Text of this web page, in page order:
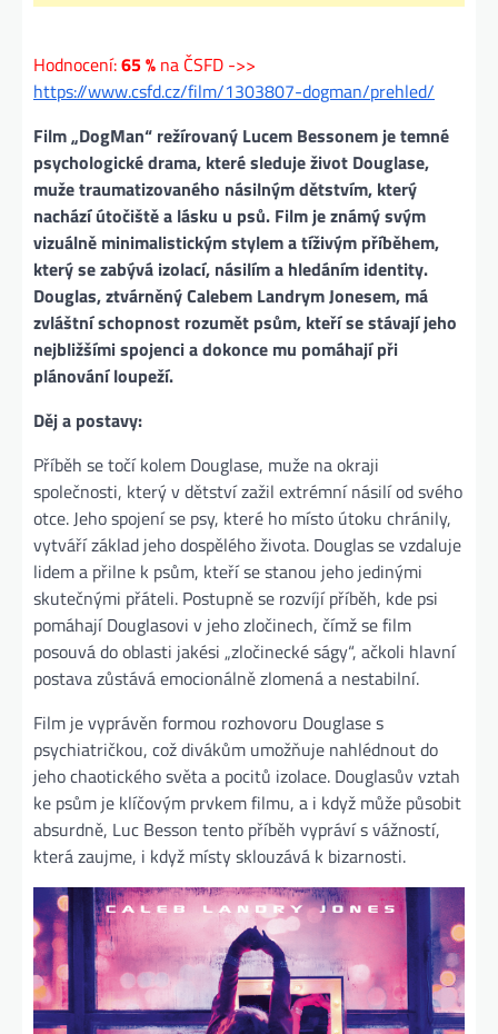
Hodnocení:65 % na ČSFD ->>
https://www.csfd.cz/film/1303807-dogman/prehled/
Film „DogMan“ režírovaný Lucem Bessonem je temné
psychologické drama, které sleduje život Douglase,
muže traumatizovaného násilným dětstvím, který
nachází útočiště a lásku u psů. Film je známý svým
vizuálně minimalistickým stylem a tíživým příběhem,
který se zabývá izolací, násilím a hledáním identity.
Douglas, ztvárněný Calebem Landrym Jonesem, má
zvláštní schopnost rozumět psům, kteří se stávají jeho
nejbližšími spojenci a dokonce mu pomáhají při
plánování loupeží.
Děj a postavy:
Příběh se točí kolem Douglase, muže na okraji
společnosti, který v dětství zažil extrémní násilí od svého
otce. Jeho spojení se psy, které ho místo útoku chránily,
vytváří základ jeho dospělého života. Douglas se vzdaluje
lidem a přilne k psům, kteří se stanou jeho jedinými
skutečnými přáteli. Postupně se rozvíjí příběh, kde psi
pomáhají Douglasovi v jeho zločinech, čímž se film
posouvá do oblasti jakési „zločinecké ságy“, ačkoli hlavní
postava zůstává emocionálně zlomená a nestabilní.
Film je vyprávěn formou rozhovoru Douglase s
psychiatričkou, což divákům umožňuje nahlédnout do
jeho chaotického světa a pocitů izolace. Douglasův vztah
ke psům je klíčovým prvkem filmu, a i když může působit
absurdně, Luc Besson tento příběh vypráví s vážností,
která zaujme, i když místy sklouzává k bizarnosti​.